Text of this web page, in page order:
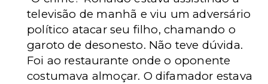
televisão de manhã e viu um adversário
político atacar seu filho, chamando o
garoto de desonesto. Não teve dúvida.
Foi ao restaurante onde o oponente
costumava almoçar. O difamador estava